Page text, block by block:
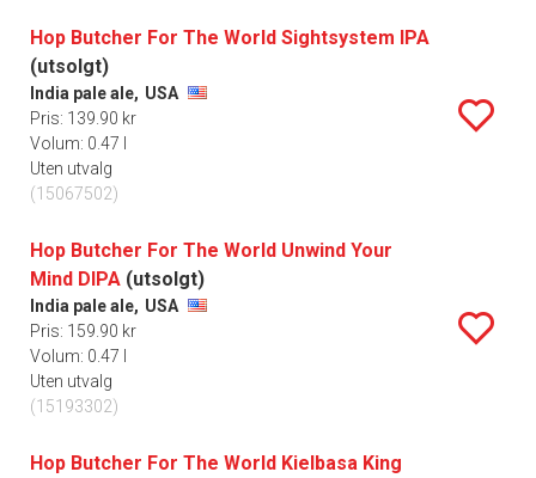
Hop Butcher For The World Sightsystem IPA
(utsolgt)
India pale ale, USA
Pris: 139.90 kr
Volum: 0.47 l
Uten utvalg
(15067502)
Hop Butcher For The World Unwind Your
Mind DIPA (utsolgt)
India pale ale, USA
Pris: 159.90 kr
Volum: 0.47 l
Uten utvalg
(15193302)
Hop Butcher For The World Kielbasa King